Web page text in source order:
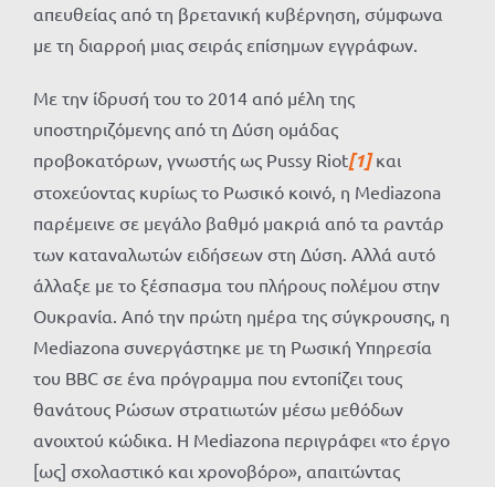
απευθείας από τη βρετανική κυβέρνηση, σύμφωνα
με τη διαρροή μιας σειράς επίσημων εγγράφων.
Με την ίδρυσή του το 2014 από μέλη της
υποστηριζόμενης από τη Δύση ομάδας
προβοκατόρων, γνωστής ως Pussy Riot[1]και
στοχεύοντας κυρίως το Ρωσικό κοινό, η Mediazona
παρέμεινε σε μεγάλο βαθμό μακριά από τα ραντάρ
των καταναλωτών ειδήσεων στη Δύση. Αλλά αυτό
άλλαξε με το ξέσπασμα του πλήρους πολέμου στην
Ουκρανία. Από την πρώτη ημέρα της σύγκρουσης, η
Mediazona συνεργάστηκε με τη Ρωσική Υπηρεσία
του BBC σε ένα πρόγραμμα που εντοπίζει τους
θανάτους Ρώσων στρατιωτών μέσω μεθόδων
ανοιχτού κώδικα. Η Mediazona περιγράφει «το έργο
[ως] σχολαστικό και χρονοβόρο», απαιτώντας